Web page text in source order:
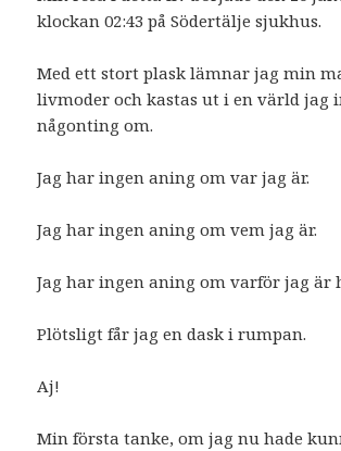
klockan 02:43 på Södertälje sjukhus.
Med ett stort plask lämnar jag min
livmoder och kastas ut i en värld jag
någonting om.
Jag har ingen aning om var jag är.
Jag har ingen aning om vem jag är.
Jag har ingen aning om varför jag är
Plötsligt får jag en dask i rumpan.
Aj!
Min första tanke, om jag nu hade